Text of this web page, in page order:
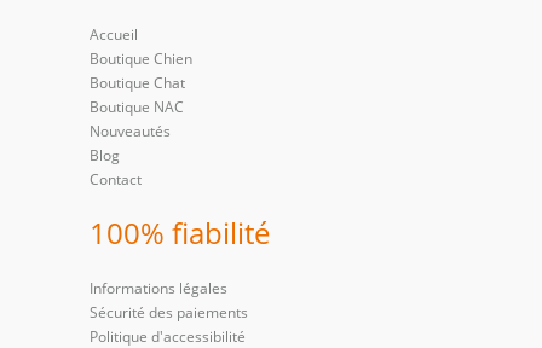
Accueil
Boutique Chien
Boutique Chat
Boutique NAC
Nouveautés
Blog
Contact
100% fiabilité
Informations légales
Sécurité des paiements
Politique d'accessibilité